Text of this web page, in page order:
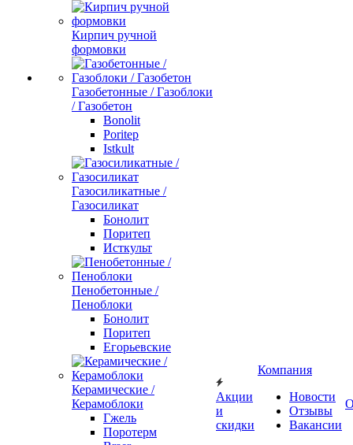
Кирпич ручной
формовки
Газобетонные / Газоблоки
/ Газобетон
Bonolit
Poritep
Istkult
Газосиликатные /
Газосиликат
Бонолит
Поритеп
Исткульт
Пенобетонные /
Пеноблоки
Бонолит
Поритеп
Егорьевские
Керамические /
Керамоблоки
Гжель
Поротерм
Акции
и
скидки
Компания
Новости
Отзывы
Вакансии